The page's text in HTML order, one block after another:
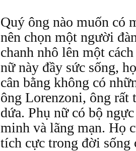
Quý ông nào muốn có
nên chọn một người
chanh nhô lên một
nữ này đầy sức sống,
cân bằng không có
ông Lorenzoni, ông rất
dứa. Phụ nữ có bộ
minh và lãng mạn. Họ
tích cực trong đời sống